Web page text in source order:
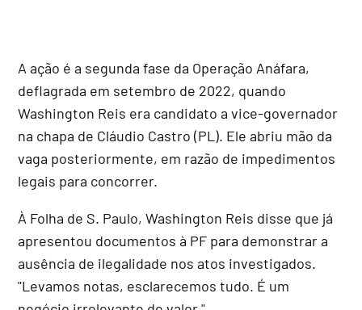
A ação é a segunda fase da Operação Anáfara,
deflagrada em setembro de 2022, quando
Washington Reis era candidato a vice-governador
na chapa de Cláudio Castro (PL). Ele abriu mão da
vaga posteriormente, em razão de impedimentos
legais para concorrer.
À Folha de S. Paulo, Washington Reis disse que já
apresentou documentos à PF para demonstrar a
ausência de ilegalidade nos atos investigados.
"Levamos notas, esclarecemos tudo. É um